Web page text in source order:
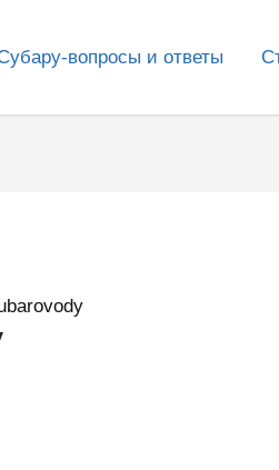
вопросы и ответы